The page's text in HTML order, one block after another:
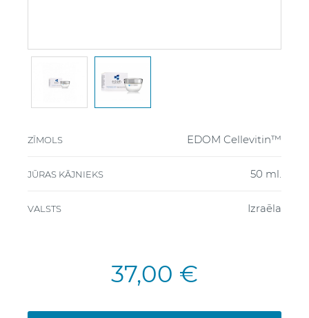
ZĪMOLS EDOM Cellevitin™
JŪRAS KĀJNIEKS 50 ml.
VALSTS Izraēla
37,00 €